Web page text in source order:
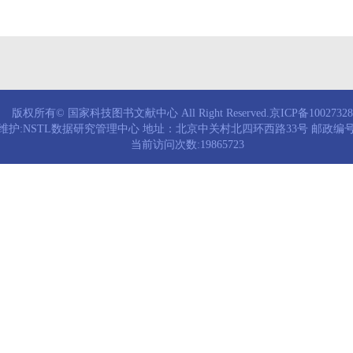
版权所有© 国家科技图书文献中心 All Right Reserved.京ICP备
护:NSTL数据研究管理中心 地址：北京中关村北四环西路33号 邮政编
当前访问次数:19865723